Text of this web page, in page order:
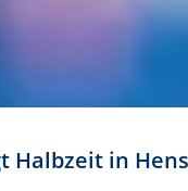
Halbzeit in